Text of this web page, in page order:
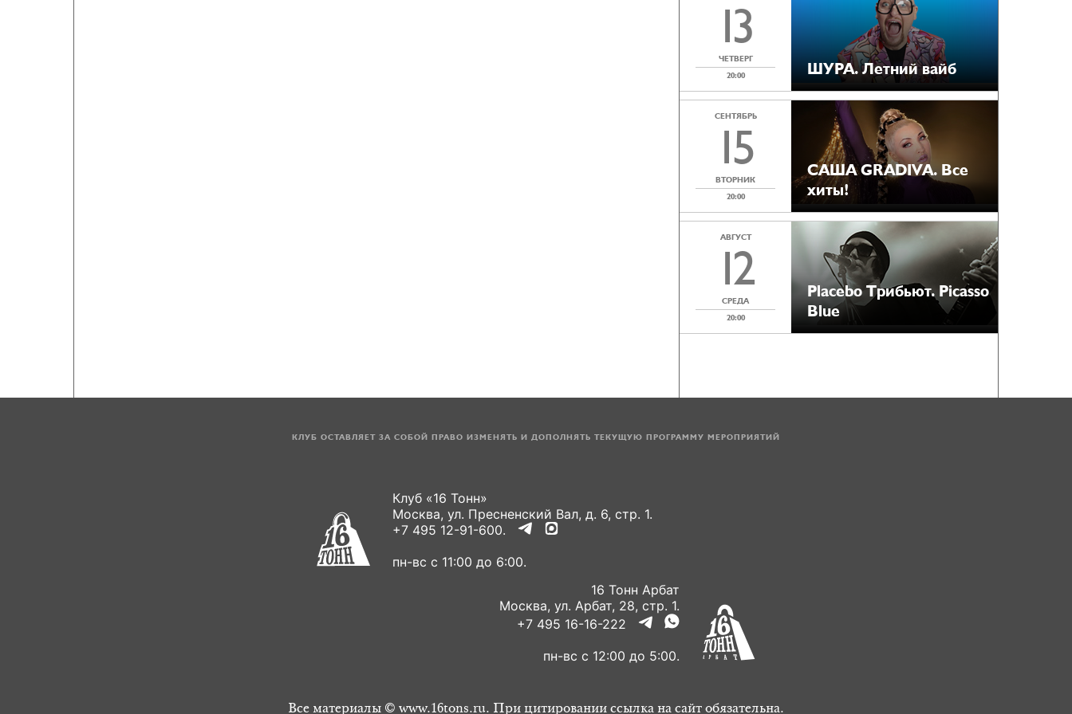
13
ЧЕТВЕРГ
20:00
ШУРА. Летний вайб
СЕНТЯБРЬ
15
ВТОРНИК
20:00
САША GRADIVA. Все
хиты!
АВГУСТ
12
СРЕДА
20:00
Placebo Tрибьют. Picasso
Blue
КЛУБ ОСТАВЛЯЕТ ЗА СОБОЙ ПРАВО ИЗМЕНЯТЬ И ДОПОЛНЯТЬ ТЕКУЩУЮ ПРОГРАММУ МЕРОПРИЯТИЙ
Клуб «16 Тонн»
Москва, ул. Пресненский Вал, д. 6, стр. 1.
+7 495 12-91-600.
пн-вс с 11:00 до 6:00.
16 Тонн Арбат
Москва, ул. Арбат, 28, стр. 1.
+7 495 16-16-222
пн-вс с 12:00 до 5:00.
Все материалы © www.16tons.ru. При цитировании ссылка на сайт обязательна.